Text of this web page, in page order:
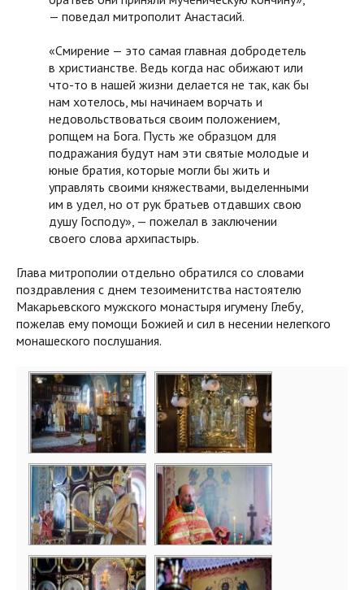
— поведал митрополит Анастасий.
«Смирение — это самая главная добродетель
в христианстве. Ведь когда нас обижают или
что-то в нашей жизни делается не так, как бы
нам хотелось, мы начинаем ворчать и
недовольствоваться своим положением,
ропщем на Бога. Пусть же образцом для
подражания будут нам эти святые молодые и
юные братия, которые могли бы жить и
управлять своими княжествами, выделенными
им в удел, но от рук братьев отдавших свою
душу Господу», — пожелал в заключении
своего слова архипастырь.
Глава митрополии отдельно обратился со словами
поздравления с днем тезоименитства настоятелю
Макарьевского мужского монастыря игумену Глебу,
пожелав ему помощи Божией и сил в несении нелегкого
монашеского послушания.